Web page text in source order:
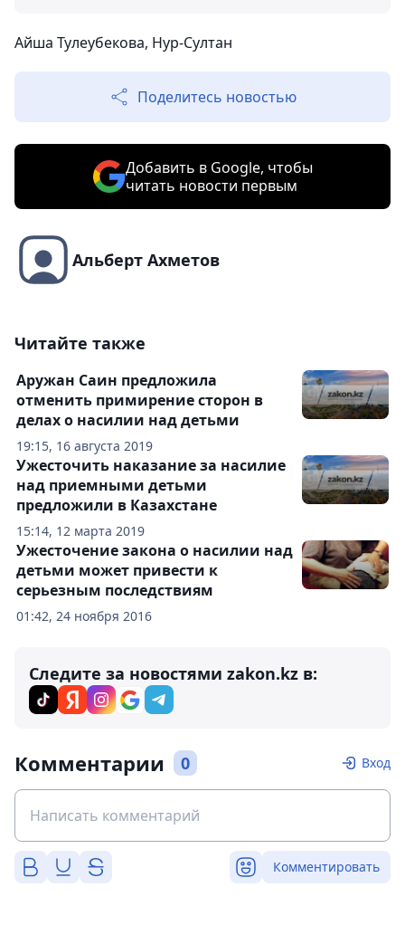
Айша Тулеубекова, Нур-Султан
Поделитесь новостью
Добавить в Google, чтобы
читать новости первым
Альберт Ахметов
Читайте также
19:15, 16 августа 2019
Аружан Саин предложила
отменить примирение сторон в
делах о насилии над детьми
15:14, 12 марта 2019
Ужесточить наказание за насилие
над приемными детьми
предложили в Казахстане
01:42, 24 ноября 2016
Ужесточение закона о насилии над
детьми может привести к
серьезным последствиям
Следите за новостями zakon.kz в:
Комментарии 0 Вход
Комментировать